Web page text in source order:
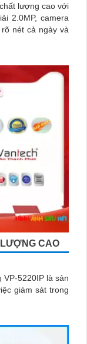
lượng cao với
nét cả ngày và
CAO
5220IP là sản
giám sát trong